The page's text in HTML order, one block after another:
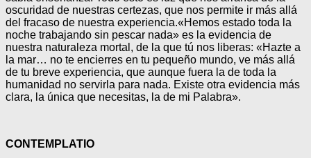
oscuridad de nuestras certezas, que nos permite ir más allá
del fracaso de nuestra experiencia.«Hemos estado toda la
noche trabajando sin pescar nada» es la evidencia de
nuestra naturaleza mortal, de la que tú nos liberas: «Hazte a
la mar… no te encierres en tu pequeño mundo, ve más allá
de tu breve experiencia, que aunque fuera la de toda la
humanidad no servirla para nada. Existe otra evidencia más
clara, la única que necesitas, la de mi Palabra».
CONTEMPLATIO